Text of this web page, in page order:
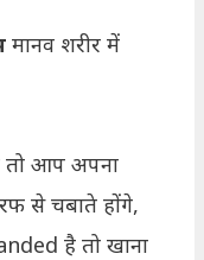
मानव शरीर में
आप अपना
से चबाते होंगे,
है तो खाना